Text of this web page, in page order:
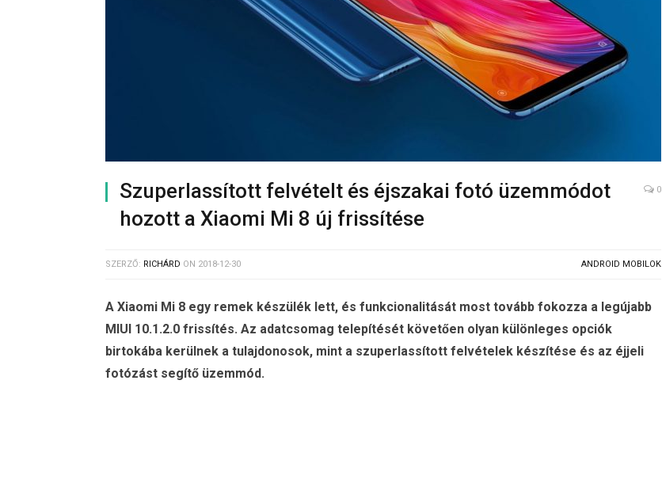
Szuperlassított felvételt és éjszakai fotó üzemmódot
hozott a Xiaomi Mi 8 új frissítése
0
SZERZŐ: RICHÁRD ON 2018-12-30 ANDROID MOBILOK
A Xiaomi Mi 8 egy remek készülék lett, és funkcionalitását most tovább fokozza a legújabb
MIUI 10.1.2.0 frissítés. Az adatcsomag telepítését követően olyan különleges opciók
birtokába kerülnek a tulajdonosok, mint a szuperlassított felvételek készítése és az éjjeli
fotózást segítő üzemmód.